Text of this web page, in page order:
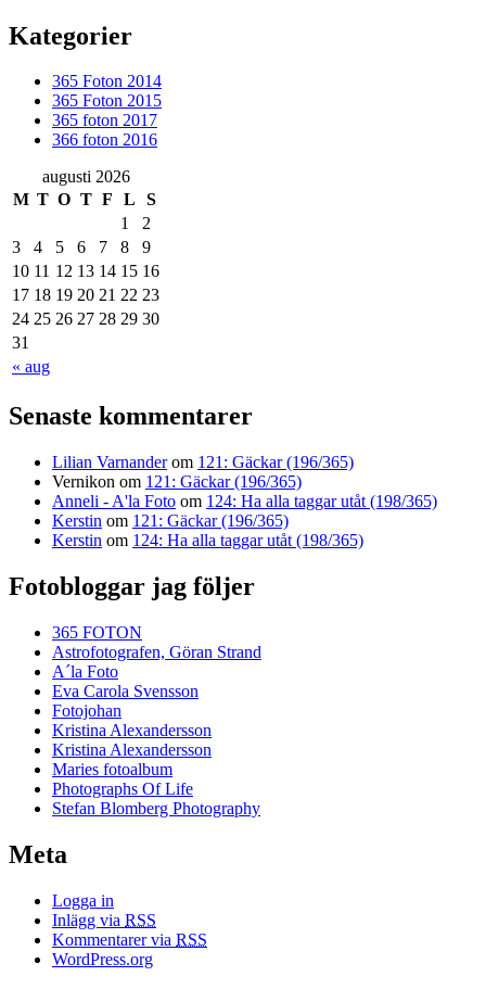
Kategorier
365 Foton 2014
365 Foton 2015
365 foton 2017
366 foton 2016
augusti 2026
M T O T F L S
« aug
1
2
3
4 5 6 7 8
9
10 11 12 13 14 15 16
17 18 19 20 21 22 23
24 25 26 27 28 29 30
31
Senaste kommentarer
Lilian Varnanderom 121: Gäckar (196/365)
Vernikon om 121: Gäckar (196/365)
Anneli - A'la Foto om 124: Ha alla taggar utåt (198/365)
Kerstin om 121: Gäckar (196/365)
Kerstin om 124: Ha alla taggar utåt (198/365)
Fotobloggar jag följer
365 FOTON
Astrofotografen, Göran Strand
A´la Foto
Eva Carola Svensson
Fotojohan
Kristina Alexandersson
Kristina Alexandersson
Maries fotoalbum
Photographs Of Life
Stefan Blomberg Photography
Meta
Logga in
Inlägg via RSS
Kommentarer via RSS
WordPress.org